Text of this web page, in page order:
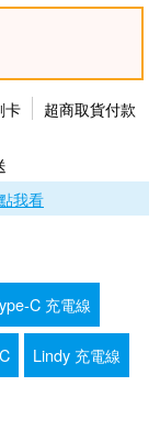
卡 超商取貨付款
我看
C 充電線
Lindy 充電線